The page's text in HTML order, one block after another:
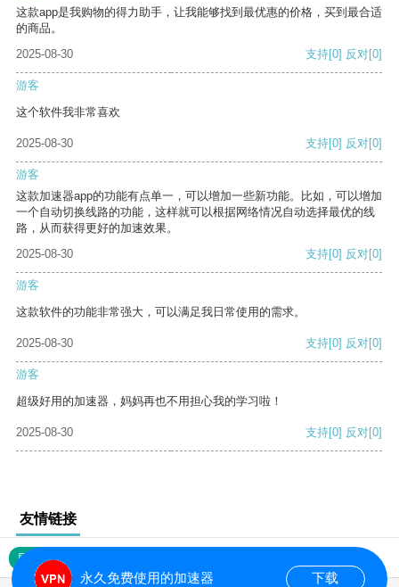
这款app是我购物的得力助手，让我能够找到最优惠的价格，买到最合适
的商品。
2025-08-30
支持[0] 反对[0]
游客
这个软件我非常喜欢
2025-08-30 支持[0] 反对[0]
游客
这款加速器app的功能有点单一，可以增加一些新功能。比如，可以增加
一个自动切换线路的功能，这样就可以根据网络情况自动选择最优的线
路，从而获得更好的加速效果。
2025-08-30
支持[0] 反对[0]
游客
这款软件的功能非常强大，可以满足我日常使用的需求。
2025-08-30 支持[0] 反对[0]
游客
超级好用的加速器，妈妈再也不用担心我的学习啦！
2025-08-30 支持[0] 反对[0]
友情链接
网站地图
永久免费使用的加速器 下载